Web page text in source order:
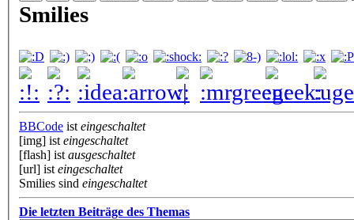
Smilies
BBCode ist eingeschaltet
[img] ist eingeschaltet
[flash] ist ausgeschaltet
[url] ist eingeschaltet
Smilies sind eingeschaltet
Die letzten Beiträge des Themas